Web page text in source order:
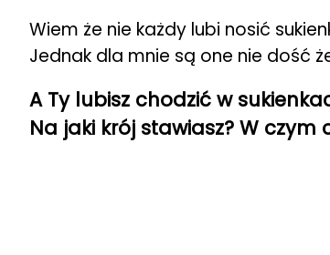
Wiem że nie każdy lubi nosić
Jednak dla mnie są one nie dość
A Ty lubisz chodzić w
Na jaki krój stawiasz? W czym